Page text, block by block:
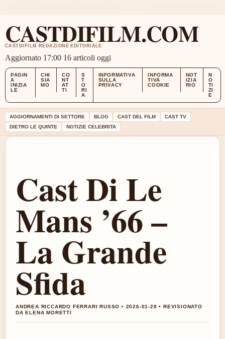
CASTDIFILM.COM
CASTDIFILM REDAZIONE EDITORIALE
Aggiornato 17:00 16 articoli oggi
PAGIN
A
INIZIA
LE
CHI
SIA
MO
CO
NT
AT
TI
S
T
O
RI
A
INFORMATIVA
SULLA
PRIVACY
INFORMA
TIVA
COOKIE
NOT
IZIA
RIO
N
O
TI
ZI
E
AGGIORNAMENTI DI SETTORE BLOG CAST DEL FILM
CAST TV
DIETRO LE QUINTE
NOTIZIE CELEBRITA
Cast Di Le
Mans ’66 –
La Grande
Sfida
ANDREA RICCARDO FERRARI RUSSO • 2026-01-28 • REVISIONATO
DA ELENA MORETTI